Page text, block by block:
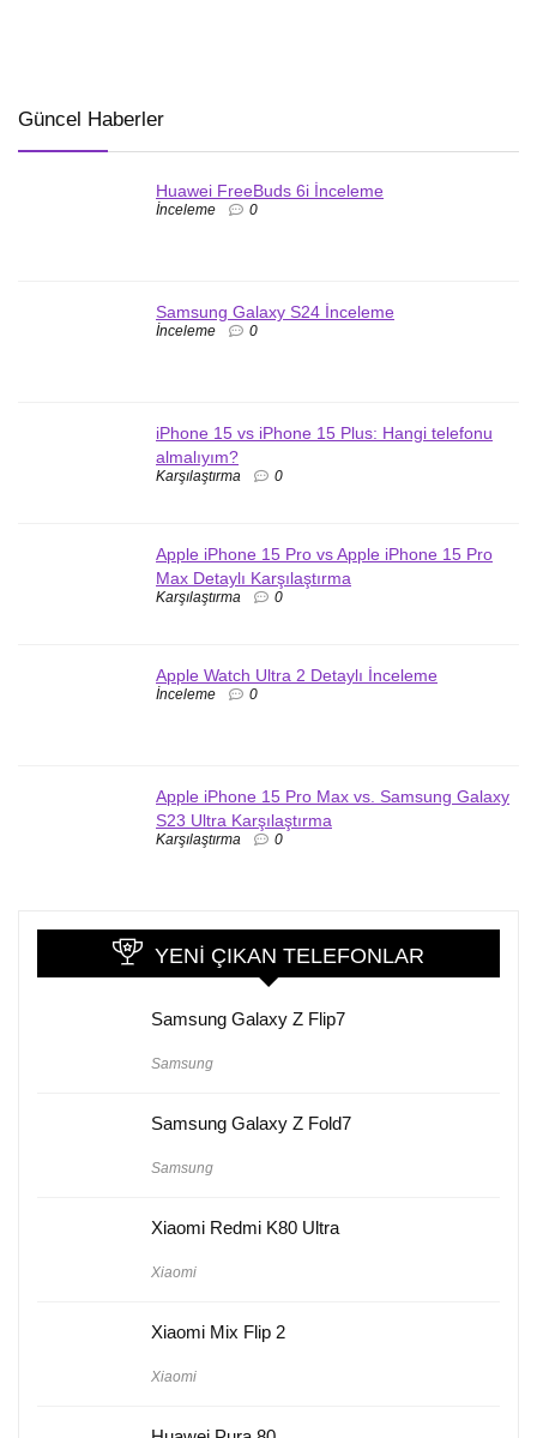
Güncel Haberler
Huawei FreeBuds 6i İnceleme
İnceleme 0
Samsung Galaxy S24 İnceleme
İnceleme 0
iPhone 15 vs iPhone 15 Plus: Hangi telefonu
almalıyım?
Karşılaştırma 0
Apple iPhone 15 Pro vs Apple iPhone 15 Pro
Max Detaylı Karşılaştırma
Karşılaştırma 0
Apple Watch Ultra 2 Detaylı İnceleme
İnceleme 0
Apple iPhone 15 Pro Max vs. Samsung Galaxy
S23 Ultra Karşılaştırma
Karşılaştırma 0
YENI ÇIKAN TELEFONLAR
Samsung Galaxy Z Flip7
Samsung
Samsung Galaxy Z Fold7
Samsung
Xiaomi Redmi K80 Ultra
Xiaomi
Xiaomi Mix Flip 2
Xiaomi